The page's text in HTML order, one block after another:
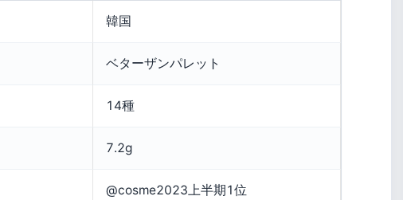
韓国
ベターザンパレット
14種
7.2g
@cosme2023上半期1位